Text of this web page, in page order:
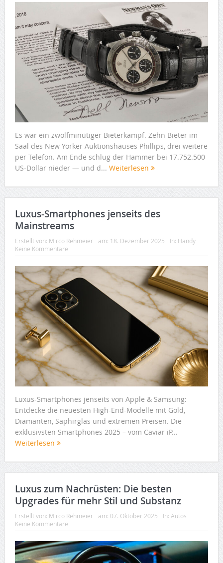
Es war ein zwölfminütiger Bieterkampf. Zehn Bieter im
Saal des New Yorker Auktionshauses Phillips, drei weitere
per Telefon. Am Ende schlug der Hammer bei 17.752.500
US-Dollar nieder — und d... Weiterlesen
Luxus-Smartphones jenseits des
Mainstreams
Erstellt von: Mirco Rehmeier am: 18. Dezember 2025 In: Handy
Keine Kommentare
Luxus-Smartphones jenseits von Apple & Samsung:
Entdecke die neuesten High-End-Modelle mit Gold,
Diamanten, Saphirglas und extremen Preisen. Die
exklusivsten Smartphones 2025 – vom Caviar iP...
Weiterlesen
Luxus zum Nachrüsten: Die besten
Upgrades für mehr Stil und Substanz
Erstellt von: Mirco Rehmeier am: 07. Oktober 2025 In: Autos
Keine Kommentare